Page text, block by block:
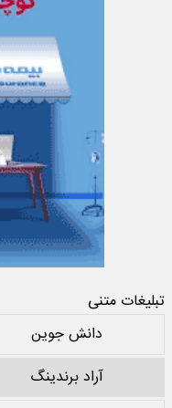
تبلیغات متنی
دانش جوین
آراد برندینگ